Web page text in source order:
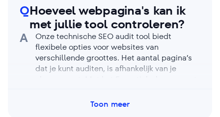
genereren, resultaten van audits vergelijken
en paginawijzigingen monitoren. Ook kun je
er interactieve elementen mee analyseren
door JavaScript-rendering in of uit te
schakelen.
QHoeveel webpagina's kan ik
met jullie tool controleren?
A
Onze technische SEO audit tool biedt
flexibele opties voor websites van
verschillende groottes. Het aantal pagina’s
dat je kunt auditen, is afhankelijk van je
100.000 pagina’s per account auditen. Met
Toon meer